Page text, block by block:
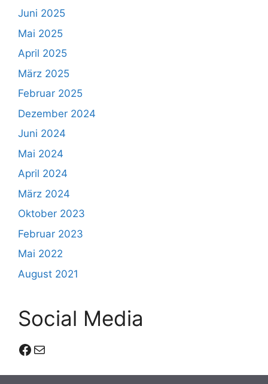
Juni 2025
Mai 2025
April 2025
März 2025
Februar 2025
Dezember 2024
Juni 2024
Mai 2024
April 2024
März 2024
Oktober 2023
Februar 2023
Mai 2022
August 2021
Social Media
Facebook
E-Mail